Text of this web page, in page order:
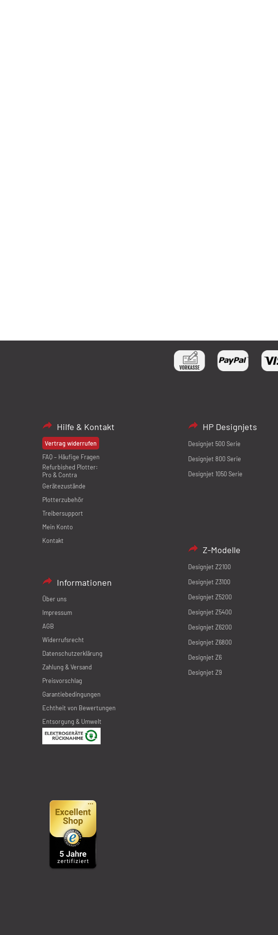
Hilfe & Kontakt
Vertrag widerrufen
FAQ – Häufige Fragen
Refurbished Plotter:
Pro & Contra
Gerätezustände
Plotterzubehör
Treibersupport
Mein Konto
Kontakt
Informationen
Über uns
Impressum
AGB
Widerrufsrecht
Datenschutzerklärung
Zahlung & Versand
Preisvorschlag
Garantiebedingungen
Echtheit von Bewertungen
Entsorgung & Umwelt
HP Designjets
Designjet 500 Serie
Designjet 800 Serie
Designjet 1050 Serie
Z-Modelle
Designjet Z2100
Designjet Z3100
Designjet Z5200
Designjet Z5400
Designjet Z6200
Designjet Z6800
Designjet Z6
Designjet Z9